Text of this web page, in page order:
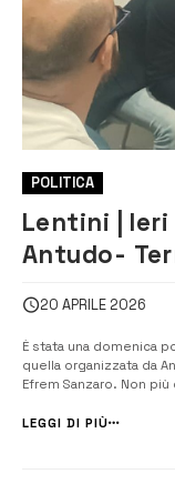
POLITICA
Lentini |
Antudo-
20 APRILE 2026
È stata una domenica
quella organizzata da
Efrem Sanzaro. Non
segnale forte emerso
LEGGI DI PIÙ